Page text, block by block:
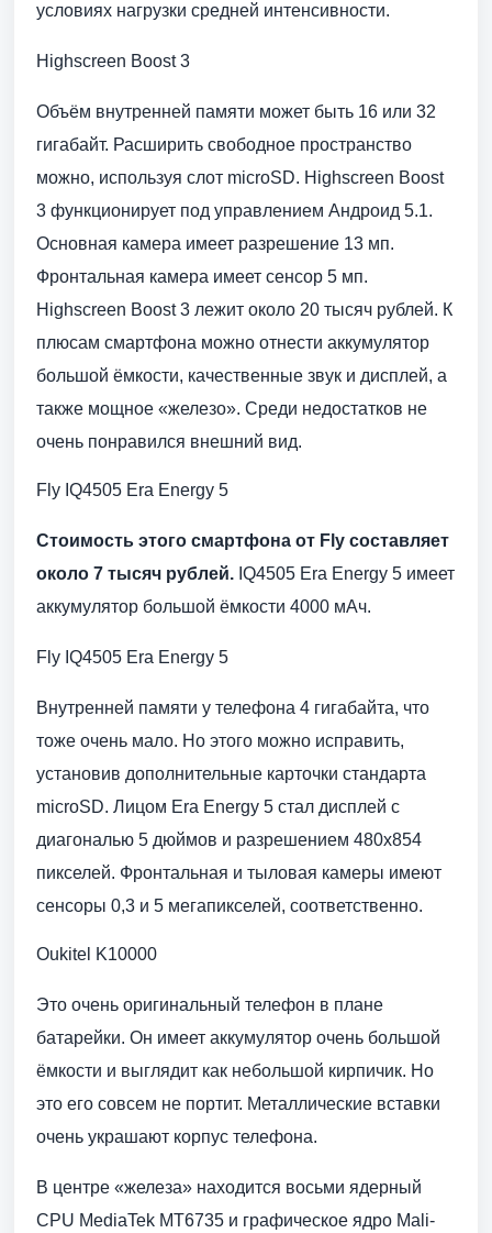
условиях нагрузки средней интенсивности.
Highscreen Boost 3
Объём внутренней памяти может быть 16 или 32
гигабайт. Расширить свободное пространство
можно, используя слот microSD. Highscreen Boost
3 функционирует под управлением Андроид 5.1.
Основная камера имеет разрешение 13 мп.
Фронтальная камера имеет сенсор 5 мп.
Highscreen Boost 3 лежит около 20 тысяч рублей. К
плюсам смартфона можно отнести аккумулятор
большой ёмкости, качественные звук и дисплей, а
также мощное «железо». Среди недостатков не
очень понравился внешний вид.
Fly IQ4505 Era Energy 5
Стоимость этого смартфона от Fly составляет
около 7 тысяч рублей. IQ4505 Era Energy 5 имеет
аккумулятор большой ёмкости 4000 мАч.
Fly IQ4505 Era Energy 5
Внутренней памяти у телефона 4 гигабайта, что
тоже очень мало. Но этого можно исправить,
установив дополнительные карточки стандарта
microSD. Лицом Era Energy 5 стал дисплей с
диагональю 5 дюймов и разрешением 480х854
пикселей. Фронтальная и тыловая камеры имеют
сенсоры 0,3 и 5 мегапикселей, соответственно.
Oukitel K10000
Это очень оригинальный телефон в плане
батарейки. Он имеет аккумулятор очень большой
ёмкости и выглядит как небольшой кирпичик. Но
это его совсем не портит. Металлические вставки
очень украшают корпус телефона.
В центре «железа» находится восьми ядерный
CPU MediaTek MT6735 и графическое ядро Mali-